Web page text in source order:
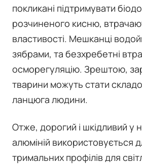
покликані підтримувати
розчиненого кисню,
властивості. Мешканці
зябрами, та безхребетні
осморегуляцію. Зрештою,
тварини можуть стати
ланцюга людини.
Отже, дорогий і шкідливий у
алюміній використовується
тримальних профілів для